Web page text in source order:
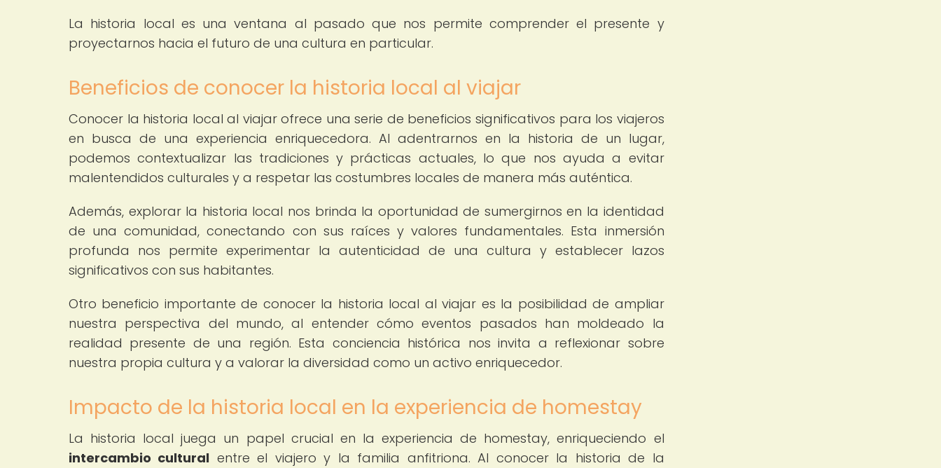
La historia local es una ventana al pasado que nos permite comprender el presente y
proyectarnos hacia el futuro de una cultura en particular.
Beneficios de conocer la historia local al viajar
Conocer la historia local al viajar ofrece una serie de beneficios significativos para los viajeros
en busca de una experiencia enriquecedora. Al adentrarnos en la historia de un lugar,
podemos contextualizar las tradiciones y prácticas actuales, lo que nos ayuda a evitar
malentendidos culturales y a respetar las costumbres locales de manera más auténtica.
Además, explorar la historia local nos brinda la oportunidad de sumergirnos en la identidad
de una comunidad, conectando con sus raíces y valores fundamentales. Esta inmersión
profunda nos permite experimentar la autenticidad de una cultura y establecer lazos
significativos con sus habitantes.
Otro beneficio importante de conocer la historia local al viajar es la posibilidad de ampliar
nuestra perspectiva del mundo, al entender cómo eventos pasados han moldeado la
realidad presente de una región. Esta conciencia histórica nos invita a reflexionar sobre
nuestra propia cultura y a valorar la diversidad como un activo enriquecedor.
Impacto de la historia local en la experiencia de homestay
La historia local juega un papel crucial en la experiencia de homestay, enriqueciendo el
intercambio cultural entre el viajero y la familia anfitriona. Al conocer la historia de la